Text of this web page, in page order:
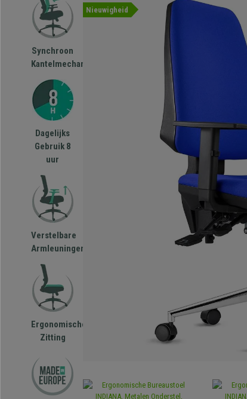
Synchroon
Kantelmechanisme
Dagelijks
Gebruik 8
uur
Verstelbare
Armleuningen
Ergonomische
Zitting
Nieuwigheid